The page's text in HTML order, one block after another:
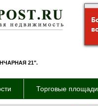
21".
Торговые площади